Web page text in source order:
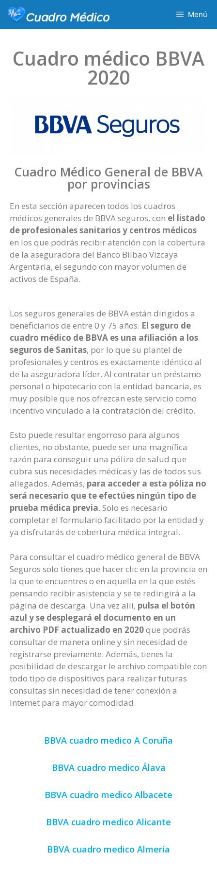
Menú
Cuadro médico BBVA
2020
Cuadro Médico General de BBVA
por provincias
En esta sección aparecen todos los cuadros
médicos generales de BBVA seguros, con el listado
de profesionales sanitarios y centros médicos
en los que podrás recibir atención con la cobertura
de la aseguradora del Banco Bilbao Vizcaya
Argentaria, el segundo con mayor volumen de
activos de España.
Los seguros generales de BBVA están dirigidos a
beneficiarios de entre 0 y 75 años. El seguro de
cuadro médico de BBVA es una afiliación a los
seguros de Sanitas, por lo que su plantel de
profesionales y centros es exactamente idéntico al
de la aseguradora líder. Al contratar un préstamo
personal o hipotecario con la entidad bancaria, es
muy posible que nos ofrezcan este servicio como
incentivo vinculado a la contratación del crédito.
Esto puede resultar engorroso para algunos
clientes, no obstante, puede ser una magnífica
razón para conseguir una póliza de salud que
cubra sus necesidades médicas y las de todos sus
allegados. Además, para acceder a esta póliza no
será necesario que te efectúes ningún tipo de
prueba médica previa. Solo es necesario
completar el formulario facilitado por la entidad y
ya disfrutarás de cobertura médica integral.
Para consultar el cuadro médico general de BBVA
Seguros solo tienes que hacer clic en la provincia en
la que te encuentres o en aquella en la que estés
pensando recibir asistencia y se te redirigirá a la
página de descarga. Una vez allí, pulsa el botón
azul y se desplegará el documento en un
archivo PDF actualizado en 2020que podrás
consultar de manera online y sin necesidad de
registrarse previamente. Además, tienes la
posibilidad de descargar le archivo compatible con
todo tipo de dispositivos para realizar futuras
consultas sin necesidad de tener conexión a
Internet para mayor comodidad.
BBVA cuadro medico A Coruña
BBVA cuadro medico Álava
BBVA cuadro medico Albacete
BBVA cuadro medico Alicante
BBVA cuadro medico Almería